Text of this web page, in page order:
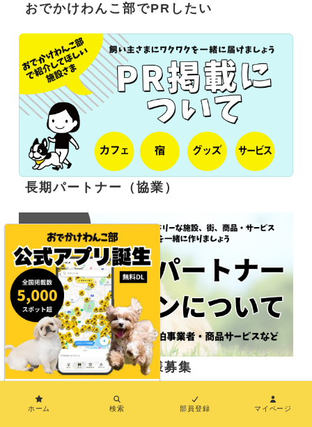
おでかけわんこ部でPRしたい
長期パートナー（協業）
応援サポーター企業様募集
ホーム 検索 部員登録 マイページ